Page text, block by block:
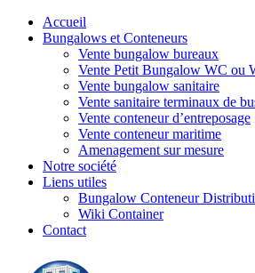
Accueil
Bungalows et Conteneurs
Vente bungalow bureaux
Vente Petit Bungalow WC ou
Vente bungalow sanitaire
Vente sanitaire terminaux de
Vente conteneur d’entreposage
Vente conteneur maritime
Amenagement sur mesure
Notre société
Liens utiles
Bungalow Conteneur
Wiki Container
Contact